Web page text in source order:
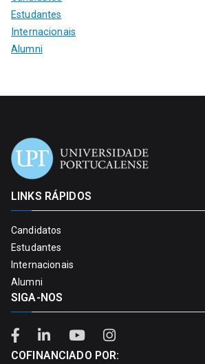
Estudantes
Internacionais
Alumni
LINKS RÁPIDOS
Candidatos
Estudantes
Internacionais
Alumni
SIGA-NOS
COFINANCIADO POR: